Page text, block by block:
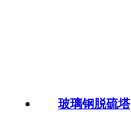
玻璃钢脱硫塔